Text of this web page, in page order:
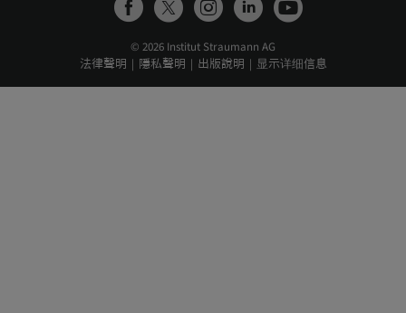
© 2026 Institut Straumann AG
法律聲明
隱私聲明 出版說明 显示详细信息